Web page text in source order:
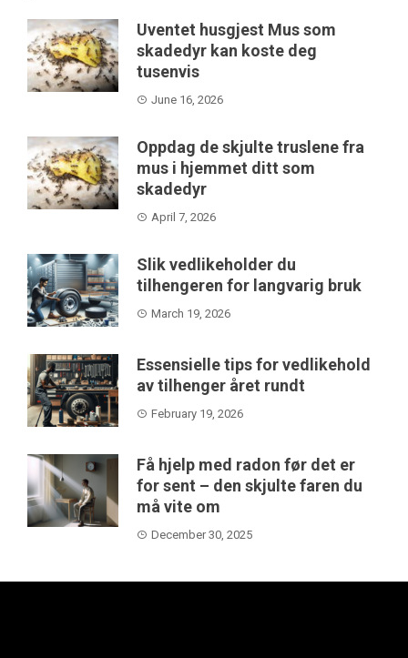
Uventet husgjest Mus som
skadedyr kan koste deg
tusenvis
June 16, 2026
Oppdag de skjulte truslene fra
mus i hjemmet ditt som
skadedyr
April 7, 2026
Slik vedlikeholder du
tilhengeren for langvarig bruk
March 19, 2026
Essensielle tips for vedlikehold
av tilhenger året rundt
February 19, 2026
Få hjelp med radon før det er
for sent – den skjulte faren du
må vite om
December 30, 2025